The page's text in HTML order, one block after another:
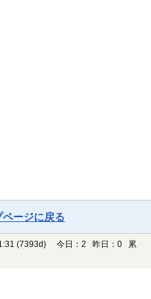
ージに戻る
(7393d)
今日：2 昨日：0 累